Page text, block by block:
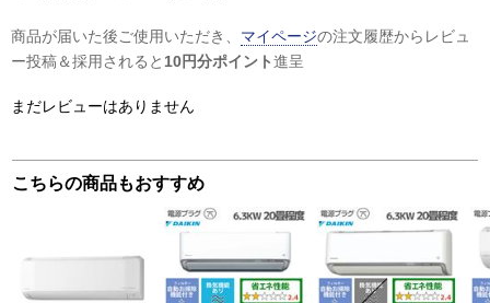
商品が届いた後ご使用いただき、 マイページの注文履歴からレビュ
ー投稿＆採用されると 10円分ポイント進呈
まだレビューはありません
こちらの商品もおすすめ